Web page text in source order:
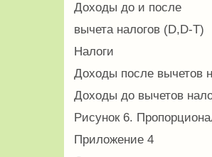
Доходы до и после
вычета налогов (D,D-T)
Налоги
Доходы после вычетов
Доходы до вычетов
Рисунок 6.
Приложение 4